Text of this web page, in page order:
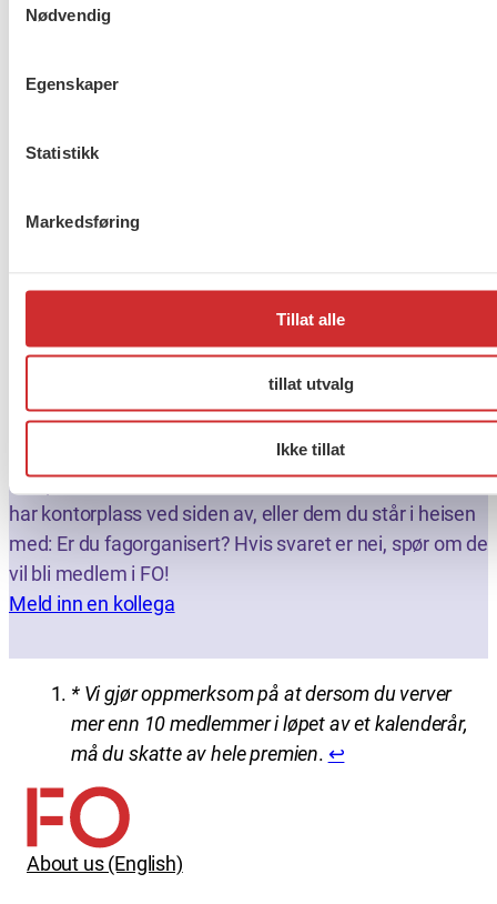
Nødvendig
Egenskaper
Statistikk
Markedsføring
Tillat alle
tillat utvalg
Ikke tillat
Så spør henne du treffer ved kaffeautomaten, ham du
har kontorplass ved siden av, eller dem du står i heisen
med: Er du fagorganisert? Hvis svaret er nei, spør om de
vil bli medlem i FO!
Meld inn en kollega
* Vi gjør oppmerksom på at dersom du verver
mer enn 10 medlemmer i løpet av et kalenderår,
må du skatte av hele premien. ↩︎
About us (English)